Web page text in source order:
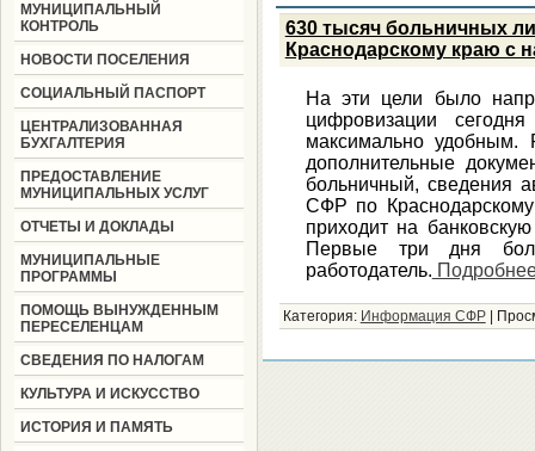
МУНИЦИПАЛЬНЫЙ
КОНТРОЛЬ
НОВОСТИ ПОСЕЛЕНИЯ
СОЦИАЛЬНЫЙ ПАСПОРТ
ЦЕНТРАЛИЗОВАННАЯ
БУХГАЛТЕРИЯ
ПРЕДОСТАВЛЕНИЕ
МУНИЦИПАЛЬНЫХ УСЛУГ
ОТЧЕТЫ И ДОКЛАДЫ
МУНИЦИПАЛЬНЫЕ
ПРОГРАММЫ
ПОМОЩЬ ВЫНУЖДЕННЫМ
ПЕРЕСЕЛЕНЦАМ
СВЕДЕНИЯ ПО НАЛОГАМ
КУЛЬТУРА И ИСКУССТВО
ИСТОРИЯ И ПАМЯТЬ
630 тысяч больничных
Краснодарскому краю с
На эти цели было
цифровизации
максимально удобным.
дополнительные
больничный, сведения
СФР по
приходит на
Первые три дня
работодатель.
Категория: Информация СФР